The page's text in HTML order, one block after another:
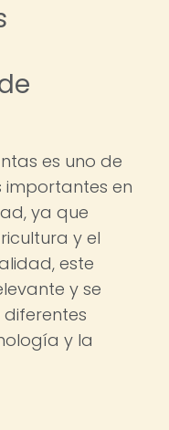
es uno de
importantes en
ya que
y el
este
y se
y la